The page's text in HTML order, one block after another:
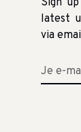
Sign
latest
via